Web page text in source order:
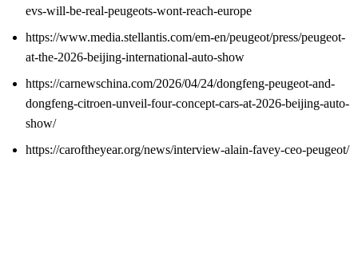
evs-will-be-real-peugeots-wont-reach-europe
https://www.media.stellantis.com/em-en/peugeot/press/peugeot-
at-the-2026-beijing-international-auto-show
https://carnewschina.com/2026/04/24/dongfeng-peugeot-and-
dongfeng-citroen-unveil-four-concept-cars-at-2026-beijing-auto-
show/
https://caroftheyear.org/news/interview-alain-favey-ceo-peugeot/